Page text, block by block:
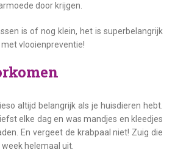
door krijgen.
is of nog klein, het is superbelangrijk
vlooienpreventie!
altijd belangrijk als je huisdieren hebt.
elke dag en was mandjes en kleedjes
En vergeet de krabpaal niet! Zuig die
helemaal uit.